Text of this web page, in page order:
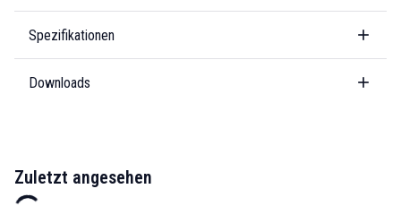
Spezifikationen
Downloads
Zuletzt angesehen